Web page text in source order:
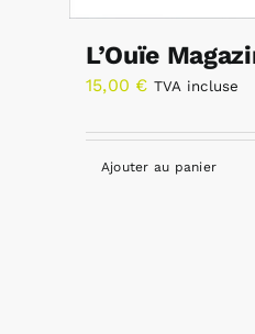
L’Ouïe
15,00 € TVA incluse
Ajouter au panier